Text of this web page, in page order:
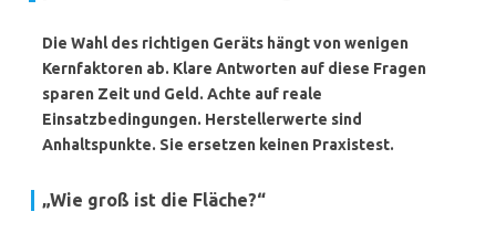
Die Wahl des richtigen Geräts hängt von wenigen
Kernfaktoren ab. Klare Antworten auf diese Fragen
sparen Zeit und Geld. Achte auf reale
Einsatzbedingungen. Herstellerwerte sind
Anhaltspunkte. Sie ersetzen keinen Praxistest.
„Wie groß ist die Fläche?“